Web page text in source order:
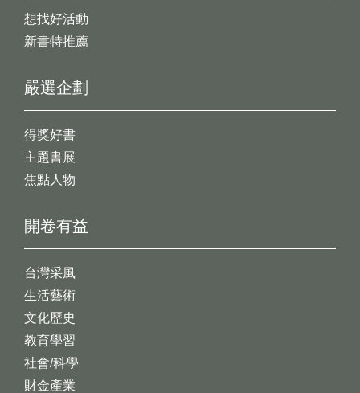
想找好活動
新書特推薦
開卷有益
台灣采風
生活藝術
文化歷史
教育學習
社會/科學
財金產業
嚴選企劃
得獎好書
主題書展
焦點人物